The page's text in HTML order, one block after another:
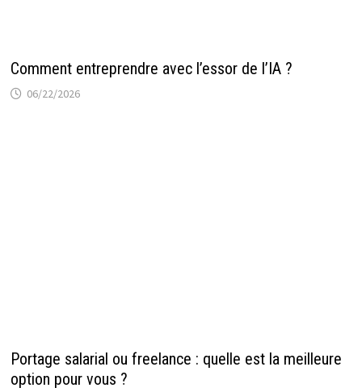
Comment entreprendre avec l’essor de l’IA ?
06/22/2026
Portage salarial ou freelance : quelle est la meilleure
option pour vous ?